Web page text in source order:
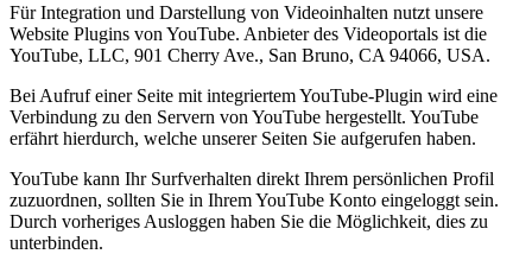
Für Integration und Darstellung von Videoinhalten nutzt unsere
Website Plugins von YouTube. Anbieter des Videoportals ist die
YouTube, LLC, 901 Cherry Ave., San Bruno, CA 94066, USA.
Bei Aufruf einer Seite mit integriertem YouTube-Plugin wird eine
Verbindung zu den Servern von YouTube hergestellt. YouTube
erfährt hierdurch, welche unserer Seiten Sie aufgerufen haben.
YouTube kann Ihr Surfverhalten direkt Ihrem persönlichen Profil
zuzuordnen, sollten Sie in Ihrem YouTube Konto eingeloggt sein.
Durch vorheriges Ausloggen haben Sie die Möglichkeit, dies zu
unterbinden.